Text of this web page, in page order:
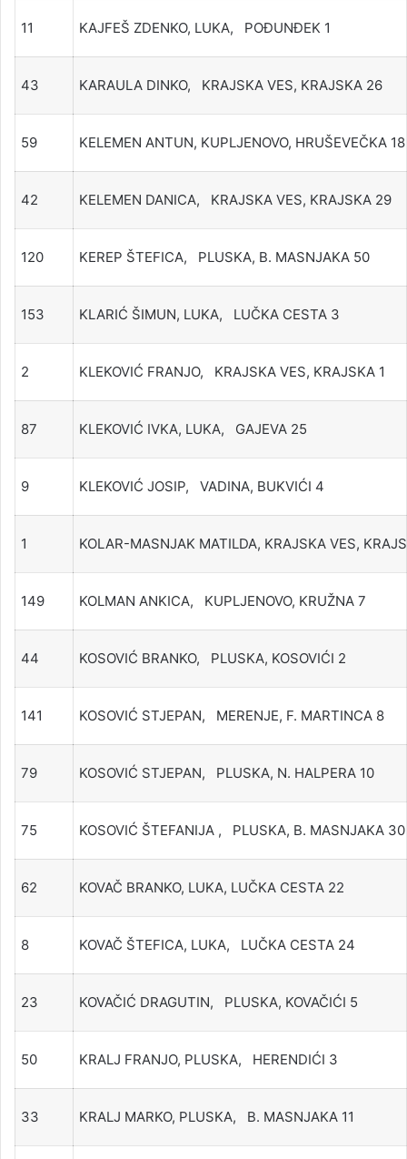
11 KAJFEŠ ZDENKO, LUKA, POĐUNĐEK 1
43 KARAULA DINKO, KRAJSKA VES, KRAJSKA 26
59 KELEMEN ANTUN, KUPLJENOVO, HRUŠEVEČKA 18
42 KELEMEN DANICA, KRAJSKA VES, KRAJSKA 29
120 KEREP ŠTEFICA, PLUSKA, B. MASNJAKA 50
153 KLARIĆ ŠIMUN, LUKA, LUČKA CESTA 3
2 KLEKOVIĆ FRANJO, KRAJSKA VES, KRAJSKA 1
87 KLEKOVIĆ IVKA, LUKA, GAJEVA 25
9 KLEKOVIĆ JOSIP, VADINA, BUKVIĆI 4
1 KOLAR-MASNJAK MATILDA, KRAJSKA VES,
149 KOLMAN ANKICA, KUPLJENOVO, KRUŽNA 7
44 KOSOVIĆ BRANKO, PLUSKA, KOSOVIĆI 2
141 KOSOVIĆ STJEPAN, MERENJE, F. MARTINCA 8
79 KOSOVIĆ STJEPAN, PLUSKA, N. HALPERA 10
75 KOSOVIĆ ŠTEFANIJA , PLUSKA, B. MASNJAKA 30
62 KOVAČ BRANKO, LUKA, LUČKA CESTA 22
8 KOVAČ ŠTEFICA, LUKA, LUČKA CESTA 24
23 KOVAČIĆ DRAGUTIN, PLUSKA, KOVAČIĆI 5
50 KRALJ FRANJO, PLUSKA, HERENDIĆI 3
33 KRALJ MARKO, PLUSKA, B. MASNJAKA 11